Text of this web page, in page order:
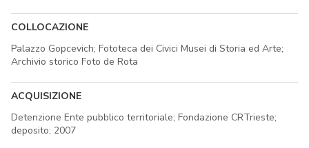
COLLOCAZIONE
Palazzo Gopcevich; Fototeca dei Civici Musei di Storia ed Arte;
Archivio storico Foto de Rota
ACQUISIZIONE
Detenzione Ente pubblico territoriale; Fondazione CRTrieste;
deposito; 2007